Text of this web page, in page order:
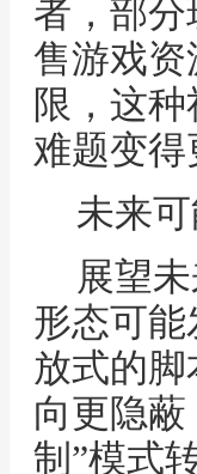
者，部
售游戏
限，这
难题变得
未来
展望
形态可
放式的
向更隐
制”模式